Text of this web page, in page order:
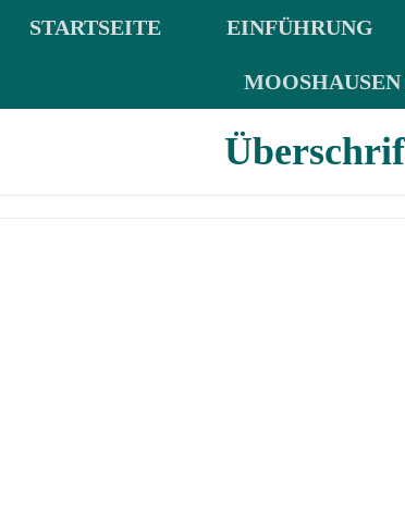
STARTSEITE EINFÜHRUNG